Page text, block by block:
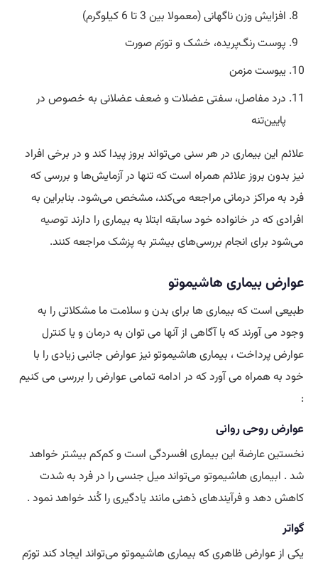
افزایش وزن ناگهانی (معمولا بین 3 تا 6 کیلوگرم)
پوست رنگ‌پریده، خشک و تورّم صورت
یبوست مزمن
درد مفاصل، سفتی عضلات و ضعف عضلانی به خصوص در
پایین‌تنه
علائم این بیماری در هر سنی می‌تواند بروز پیدا کند و در برخی افراد
نیز بدون بروز علائم همراه است که تنها در آزمایش‌ها و بررسی که
فرد به مراکز درمانی مراجعه می‌کند، مشخص می‌شود. بنابراین به
افرادی که در خانواده خود سابقه ابتلا به بیماری را دارند توصیه
می‌شود برای انجام بررسی‌های بیشتر به پزشک مراجعه کنند.
عوارض بیماری هاشیموتو
طبیعی است که بیماری ها برای بدن و سلامت ما مشکلاتی را به
وجود می آورند که با آگاهی از آنها می توان به درمان و یا کنترل
عوارض پرداخت ، بیماری هاشیموتو نیز عوارض جانبی زیادی را با
خود به همراه می آورد که در ادامه تمامی عوارض را بررسی می کنیم
:
عوارض روحی روانی
نخستین عارضة این بیماری افسردگی است و کم‌کم بیشتر خواهد
شد . ابیماری هاشیموتو می‌تواند میل جنسی را در فرد به شدت
کاهش دهد و فرآیندهای ذهنی مانند یادگیری را کُند خواهد نمود .
گواتر
یکی از عوارض ظاهری که بیماری هاشیموتو می‌تواند ایجاد کند تورّم